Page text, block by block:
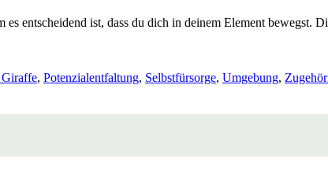
entscheidend ist, dass du dich in deinem Element bewegst.
, Potenzialentfaltung, Selbstfürsorge, Umgebung,